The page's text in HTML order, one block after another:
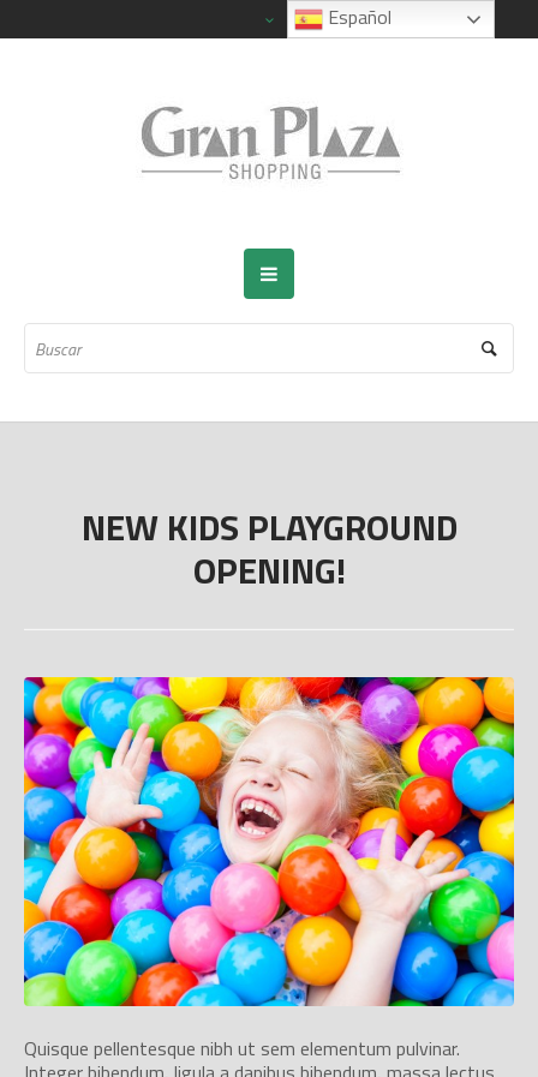
NEW KIDS PLAYGROUND
OPENING!
Quisque pellentesque nibh ut sem elementum pulvinar.
Español